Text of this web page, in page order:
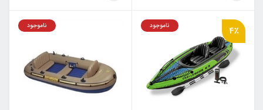
4٪ ناموجود ناموجود